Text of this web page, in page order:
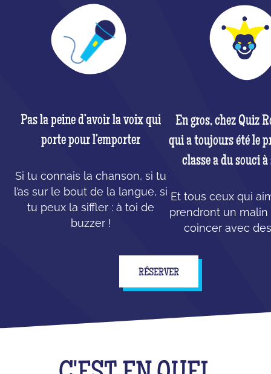
Pas la peine d’avoir la voix qui
porte pour l’emporter
Si tu connais la chanson, si tu
l’as sur le bout de la langue, si
tu peux la siffler : à toi de
buzzer !
En gros, chez Quiz
qui a toujours été le
classe a du souci
Et tous ceux qui
prendront un malin
coincer avec
RÉSERVER